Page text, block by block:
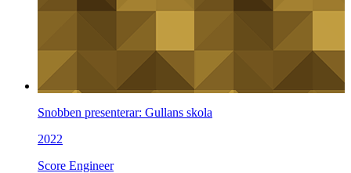
Snobben presenterar: Gullans skola
2022
Score Engineer